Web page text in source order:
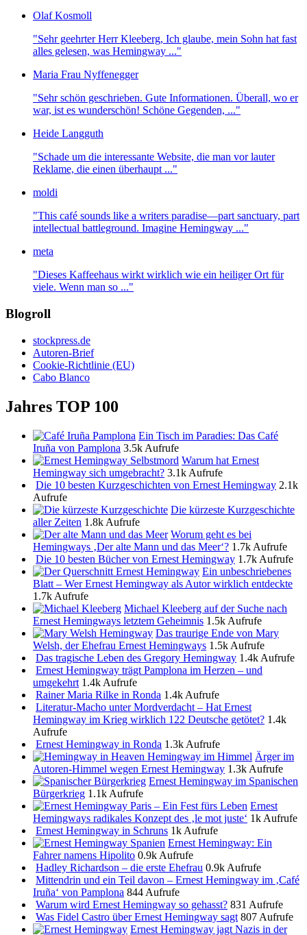
Olaf Kosmoll
"Sehr geehrter Herr Kleeberg, Ich glaube, mein Sohn hat fast
alles gelesen, was Hemingway ..."
Maria Frau Nyffenegger
"Sehr schön geschrieben. Gute Informationen. Überall, wo er
war, ist es wunderschön! Schöne Gegenden, ..."
Heide Langguth
"Schade um die interessante Website, die man vor lauter
Reklame, die einen überhaupt ..."
moldi
"This café sounds like a writers paradise—part sanctuary, part
intellectual battleground. Imagine Hemingway ..."
meta
"Dieses Kaffeehaus wirkt wirklich wie ein heiliger Ort für
viele. Wenn man so ..."
Blogroll
stockpress.de
Autoren-Brief
Cookie-Richtlinie (EU)
Cabo Blanco
Jahres TOP 100
Ein Tisch im Paradies: Das Café
Iruña von Pamplona 3.5k Aufrufe
Warum hat Ernest
Hemingway sich umgebracht? 3.1k Aufrufe
Die 10 besten Kurzgeschichten von Ernest Hemingway 2.1k
Aufrufe
Die kürzeste Kurzgeschichte
aller Zeiten 1.8k Aufrufe
Worum geht es bei
Hemingways ‚Der alte Mann und das Meer‘? 1.7k Aufrufe
Die 10 besten Bücher von Ernest Hemingway 1.7k Aufrufe
Ein unbeschriebenes
Blatt – Wer Ernest Hemingway als Autor wirklich entdeckte
1.7k Aufrufe
Michael Kleeberg auf der Suche nach
Ernest Hemingways letztem Geheimnis 1.5k Aufrufe
Das traurige Ende von Mary
Welsh, der Ehefrau Ernest Hemingways 1.5k Aufrufe
Das tragische Leben des Gregory Hemingway 1.4k Aufrufe
Ernest Hemingway trägt Pamplona im Herzen – und
umgekehrt 1.4k Aufrufe
Rainer Maria Rilke in Ronda 1.4k Aufrufe
Literatur-Macho unter Mordverdacht – Hat Ernest
Hemingway im Krieg wirklich 122 Deutsche getötet? 1.4k
Aufrufe
Ernest Hemingway in Ronda 1.3k Aufrufe
Ärger im
Autoren-Himmel wegen Ernest Hemingway 1.3k Aufrufe
Ernest Hemingway im Spanischen
Bürgerkrieg 1.1k Aufrufe
Ernest
Hemingways radikales Konzept des ‚le mot juste‘ 1k Aufrufe
Ernest Hemingway in Schruns 1k Aufrufe
Ernest Hemingway: Ein
Fahrer namens Hipolito 0.9k Aufrufe
Hadley Richardson – die erste Ehefrau 0.9k Aufrufe
Mittendrin und ein Teil davon – Ernest Hemingway im ‚Café
Iruña‘ von Pamplona 844 Aufrufe
Warum wird Ernest Hemingway so gehasst? 831 Aufrufe
Was Fidel Castro über Ernest Hemingway sagt 807 Aufrufe
Ernest Hemingway jagt Nazis in der